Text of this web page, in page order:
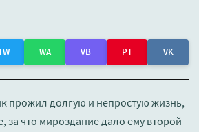
WA VB PT VK
прожил долгую и непростую жизнь,
за что мироздание дало ему второй